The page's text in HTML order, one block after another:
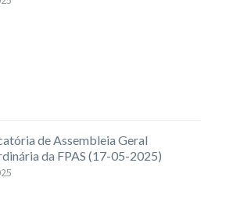
de Assembleia Geral
da FPAS (17-05-2025)